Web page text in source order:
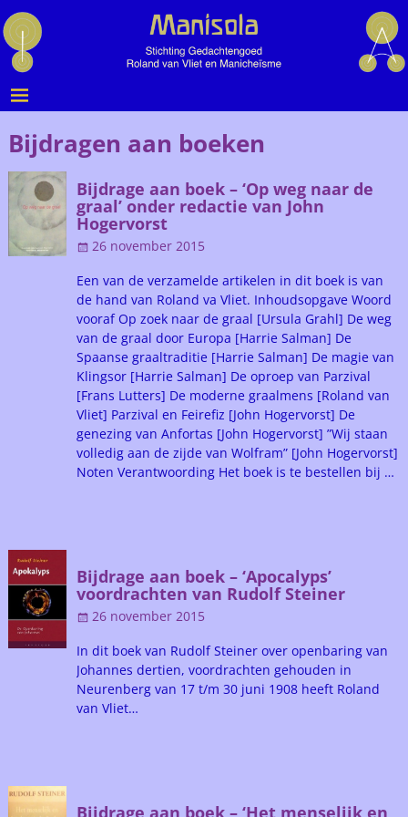
Bijdragen aan boeken
Bijdrage aan boek – ‘Op weg naar de
graal’ onder redactie van John
Hogervorst
26 november 2015
Een van de verzamelde artikelen in dit boek is van
de hand van Roland va Vliet. Inhoudsopgave Woord
vooraf Op zoek naar de graal [Ursula Grahl] De weg
van de graal door Europa [Harrie Salman] De
Spaanse graaltraditie [Harrie Salman] De magie van
Klingsor [Harrie Salman] De oproep van Parzival
[Frans Lutters] De moderne graalmens [Roland van
Vliet] Parzival en Feirefiz [John Hogervorst] De
genezing van Anfortas [John Hogervorst] ”Wij staan
volledig aan de zijde van Wolfram” [John Hogervorst]
Noten Verantwoording Het boek is te bestellen bij …
Bijdrage aan boek – ‘Apocalyps’
voordrachten van Rudolf Steiner
26 november 2015
In dit boek van Rudolf Steiner over openbaring van
Johannes dertien, voordrachten gehouden in
Neurenberg van 17 t/m 30 juni 1908 heeft Roland
van Vliet…